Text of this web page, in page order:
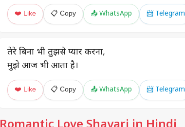
❤️ Like 📋 Copy 📤 WhatsApp 📨 Telegram
तेरे बिना भी तुझसे प्यार करना,
मुझे आज भी आता है।
❤️ Like 📋 Copy 📤 WhatsApp 📨 Telegram